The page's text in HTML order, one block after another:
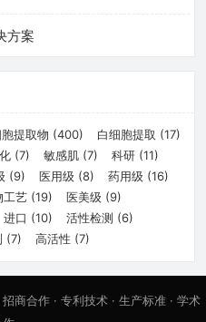
方案
提取物 (400) 白细胞提取 (17)
(7) 敏感肌 (7) 科研 (11)
(9) 医用级 (8) 药用级 (16)
工艺 (19) 医美级 (9)
进口 (10) 活性检测 (6)
(7) 高活性 (7)
招商合作 · 专利技术 · 生产标准 · 学术